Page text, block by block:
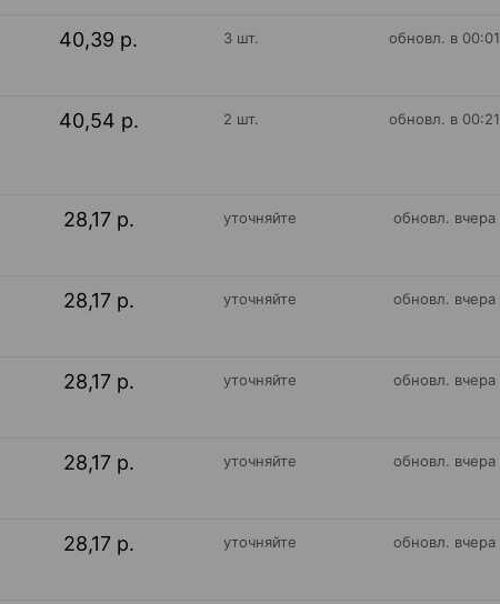
40,39 р. 3 шт. обновл. в 00:01
40,54 р. 2 шт. обновл. в 00:21
28,17 р. уточняйте обновл. вчера
28,17 р. уточняйте обновл. вчера
28,17 р. уточняйте обновл. вчера
28,17 р. уточняйте обновл. вчера
28,17 р. уточняйте обновл. вчера